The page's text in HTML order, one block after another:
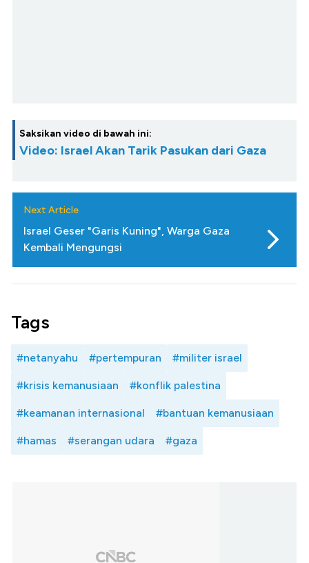
Saksikan video di bawah ini:
Video: Israel Akan Tarik Pasukan dari Gaza
Next Article
Israel Geser "Garis Kuning", Warga Gaza
Kembali Mengungsi
Tags
#netanyahu #pertempuran #militer israel
#krisis kemanusiaan #konflik palestina
#keamanan internasional #bantuan kemanusiaan
#hamas #serangan udara #gaza